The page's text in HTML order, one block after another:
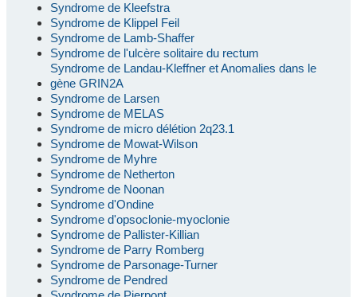
Syndrome de Kleefstra
Syndrome de Klippel Feil
Syndrome de Lamb-Shaffer
Syndrome de l'ulcère solitaire du rectum
Syndrome de Landau-Kleffner et Anomalies dans le
gène GRIN2A
Syndrome de Larsen
Syndrome de MELAS
Syndrome de micro délétion 2q23.1
Syndrome de Mowat-Wilson
Syndrome de Myhre
Syndrome de Netherton
Syndrome de Noonan
Syndrome d'Ondine
Syndrome d'opsoclonie-myoclonie
Syndrome de Pallister-Killian
Syndrome de Parry Romberg
Syndrome de Parsonage-Turner
Syndrome de Pendred